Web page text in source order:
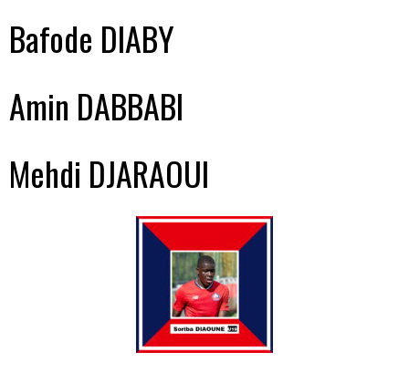
Bafode DIABY
Amin DABBABI
Mehdi DJARAOUI